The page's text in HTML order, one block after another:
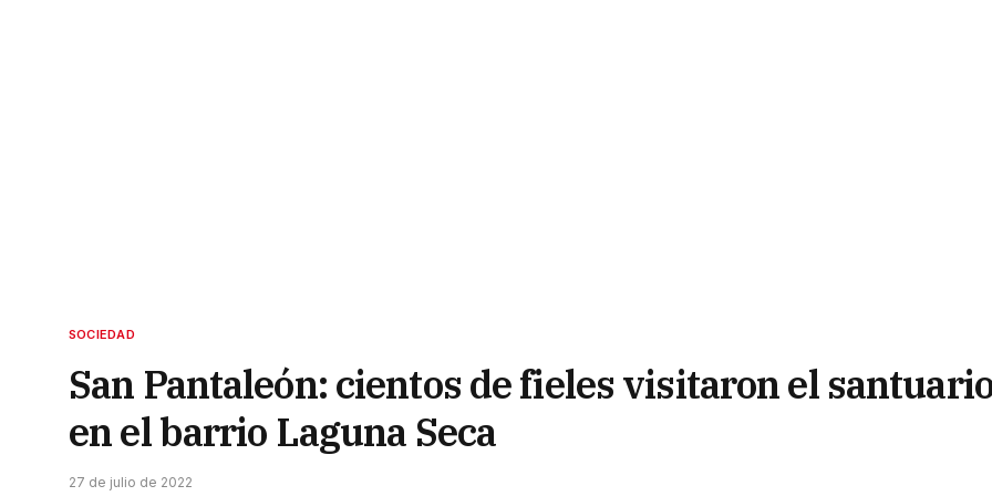
SOCIEDAD
San Pantaleón: cientos de fieles visitaron el
en el barrio Laguna Seca
27 de julio de 2022